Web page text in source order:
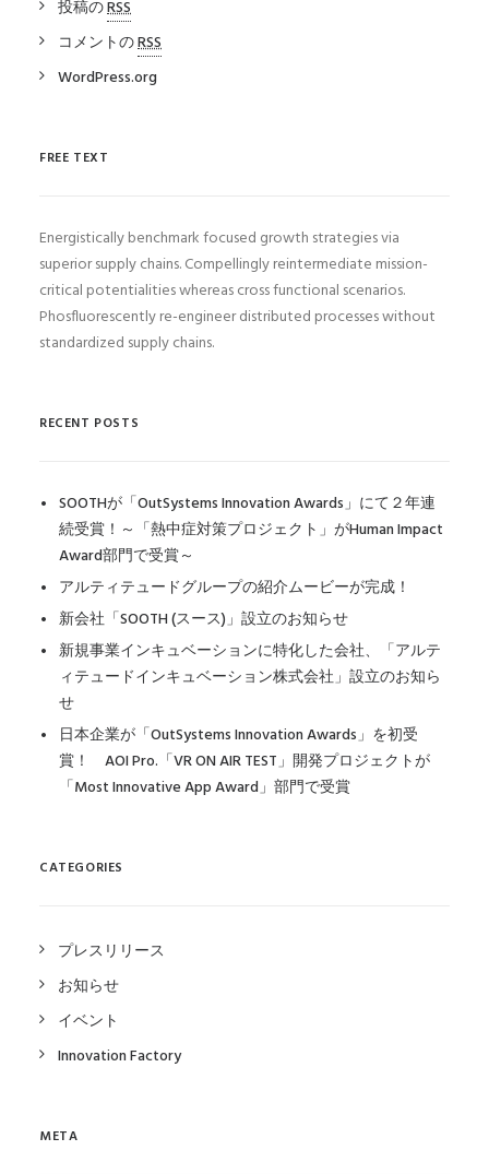
投稿のRSS
コメントのRSS
WordPress.org
FREE TEXT
Energistically benchmark focused growth strategies via
superior supply chains. Compellingly reintermediate mission-
critical potentialities whereas cross functional scenarios.
Phosfluorescently re-engineer distributed processes without
standardized supply chains.
RECENT POSTS
SOOTHが「OutSystems Innovation Awards」にて２年連
続受賞！～「熱中症対策プロジェクト」がHuman Impact
Award部門で受賞～
アルティテュードグループの紹介ムービーが完成！
新会社「SOOTH (スース)」設立のお知らせ
新規事業インキュベーションに特化した会社、「アルテ
ィテュードインキュベーション株式会社」設立のお知ら
せ
日本企業が「OutSystems Innovation Awards」を初受
賞！ AOI Pro.「VR ON AIR TEST」開発プロジェクトが
「Most Innovative App Award」部門で受賞
CATEGORIES
プレスリリース
お知らせ
イベント
Innovation Factory
META